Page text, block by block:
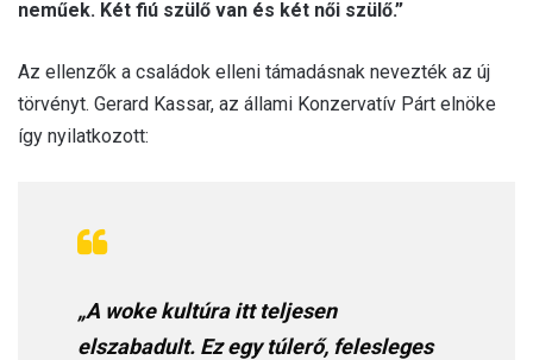
neműek. Két fiú szülő van és két női szülő.”
Az ellenzők a családok elleni támadásnak nevezték az új
törvényt. Gerard Kassar, az állami Konzervatív Párt elnöke
így nyilatkozott:
„A woke kultúra itt teljesen
elszabadult. Ez egy túlerő, felesleges